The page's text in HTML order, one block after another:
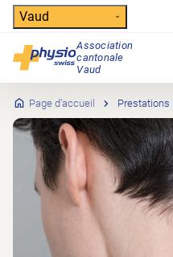
Header
Vaud
Association
cantonale
Vaud
Navigation
Page d’accueil Prestations